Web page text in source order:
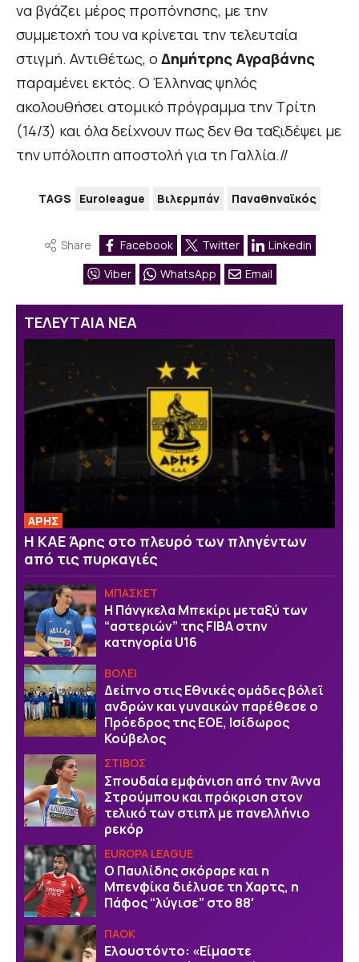
να βγάζει μέρος προπόνησης, με την
συμμετοχή του να κρίνεται την τελευταία
στιγμή. Αντιθέτως, ο Δημήτρης Αγραβάνης
παραμένει εκτός. Ο Έλληνας ψηλός
ακολουθήσει ατομικό πρόγραμμα την Τρίτη
(14/3) και όλα δείχνουν πως δεν θα ταξιδέψει με
την υπόλοιπη αποστολή για τη Γαλλία.//
TAGS Euroleague Βιλερμπάν Παναθηναϊκός
Share Facebook Twitter
Linkedin
Viber
WhatsApp Email
ΤΕΛΕΥΤΑΙΑ ΝΕΑ
ΑΡΗΣ
Η ΚΑΕ Άρης στο πλευρό των πληγέντων
από τις πυρκαγιές
ΜΠΑΣΚΕΤ
H Πάνγκελα Μπεκίρι μεταξύ των
“αστεριών” της FIBA στην
κατηγορία U16
ΒOΛΕΙ
Δείπνο στις Εθνικές ομάδες βόλεϊ
ανδρών και γυναικών παρέθεσε ο
Πρόεδρος της ΕΟΕ, Ισίδωρος
Κούβελος
ΣΤΙΒΟΣ
Σπουδαία εμφάνιση από την Άννα
Στρούμπου και πρόκριση στον
τελικό των στιπλ με πανελλήνιο
ρεκόρ
EUROPA LEAGUE
Ο Παυλίδης σκόραρε και η
Μπενφίκα διέλυσε τη Χαρτς, η
Πάφος “λύγισε” στο 88′
ΠΑΟΚ
Ελουστόντο: «Είμαστε